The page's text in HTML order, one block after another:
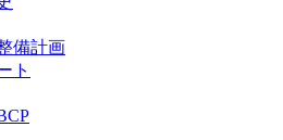
備計画
ト